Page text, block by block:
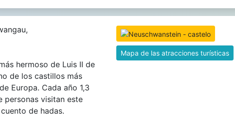
hermoso de Luis II de
de los castillos más
Europa. Cada año 1,3
personas visitan este
de hadas.
Mapa de las atracciones turísticas